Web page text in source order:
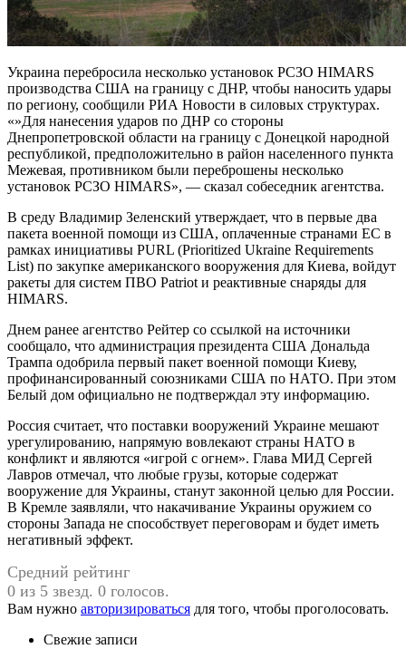
Украина перебросила несколько установок РСЗО HIMARS
производства США на границу с ДНР, чтобы наносить удары
по региону, сообщили РИА Новости в силовых структурах.
«»Для нанесения ударов по ДНР со стороны
Днепропетровской области на границу с Донецкой народной
республикой, предположительно в район населенного пункта
Межевая, противником были переброшены несколько
установок РСЗО HIMARS», — сказал собеседник агентства.
В среду Владимир Зеленский утверждает, что в первые два
пакета военной помощи из США, оплаченные странами ЕС в
рамках инициативы PURL (Prioritized Ukraine Requirements
List) по закупке американского вооружения для Киева, войдут
ракеты для систем ПВО Patriot и реактивные снаряды для
HIMARS.
Днем ранее агентство Рейтер со ссылкой на источники
сообщало, что администрация президента США Дональда
Трампа одобрила первый пакет военной помощи Киеву,
профинансированный союзниками США по НАТО. При этом
Белый дом официально не подтверждал эту информацию.
Россия считает, что поставки вооружений Украине мешают
урегулированию, напрямую вовлекают страны НАТО в
конфликт и являются «игрой с огнем». Глава МИД Сергей
Лавров отмечал, что любые грузы, которые содержат
вооружение для Украины, станут законной целью для России.
В Кремле заявляли, что накачивание Украины оружием со
стороны Запада не способствует переговорам и будет иметь
негативный эффект.
Средний рейтинг
0 из 5 звезд. 0 голосов.
Вам нужно авторизироваться для того, чтобы проголосовать.
Свежие записи